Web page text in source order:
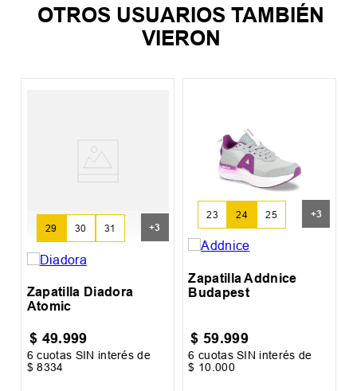
OTROS USUARIOS TAMBIÉN
VIERON
29 30 31 +3
Zapatilla Diadora
Atomic
$ 49.999
6 cuotas SIN interés de
$ 8334
23 24 25 +3
Zapatilla Addnice
Budapest
$ 59.999
6 cuotas SIN interés de
$ 10.000